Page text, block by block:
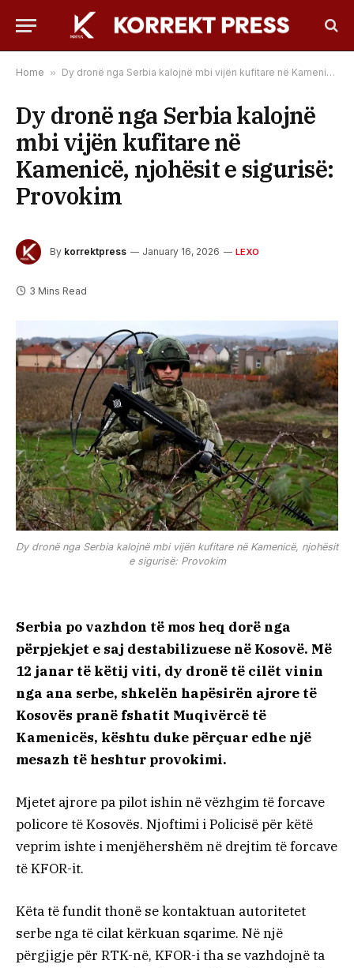
Home » Dy dronë nga Serbia kalojnë mbi vijën kufitare në Kamenicë, njohësit e sigurisë: Provokim
Dy dronë nga Serbia kalojnë
mbi vijën kufitare në
Kamenicë, njohësit e sigurisë:
Provokim
By korrektpress January 16, 2026 LEXO
3 Mins Read
Dy dronë nga Serbia kalojnë mbi vijën kufitare në Kamenicë, njohësit
e sigurisë: Provokim
Serbia po vazhdon të mos heq dorë nga
përpjekjet e saj destabilizuese në Kosovë. Më
12 janar të këtij viti, dy dronë të cilët vinin
nga ana serbe, shkelën hapësirën ajrore të
Kosovës pranë fshatit Muqivërcë të
Kamenicës, kështu duke përçuar edhe një
mesazh të heshtur provokimi.
Mjetet ajrore pa pilot ishin në vëzhgim të forcave
policore të Kosovës. Njoftimi i Policisë për këtë
veprim ishte i menjëhershëm në drejtim të forcave
të KFOR-it.
Këta të fundit thonë se kontaktuan autoritetet
serbe nga të cilat kërkuan sqarime. Në një
përgjigje për RTK-në, KFOR-i tha se vazhdojnë ta